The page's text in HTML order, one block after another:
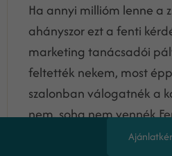
Ha annyi millióm lenne a
ahányszor ezt a fenti
marketing tanácsadói
feltették nekem, most
szalonban válogatnék a
nem, soha nem vennék
meglenne rá. De...